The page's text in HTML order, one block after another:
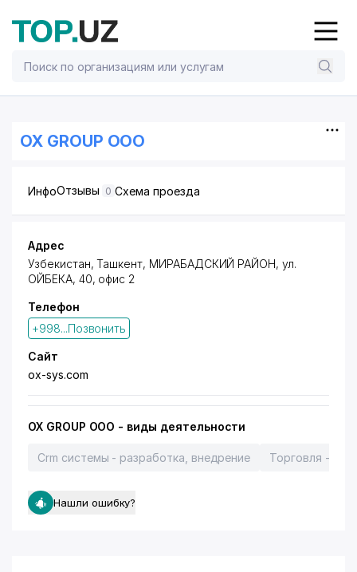
OX GROUP ООО
ИнфоОтзывы 0 Схема проезда
Адрес
Узбекистан, Ташкент, МИРАБАДСКИЙ РАЙОН,ул.
ОЙБЕКА, 40, офис 2
Телефон
+998...Позвонить
Сайт
ox-sys.com
OX GROUP ООО - виды деятельности
Crm системы - разработка, внедрение Торговля -
Нашли ошибку?